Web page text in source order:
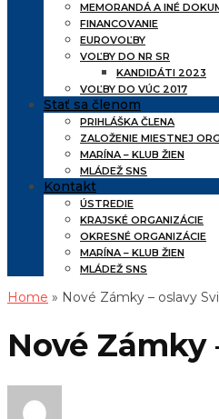
MEMORANDÁ A INÉ
FINANCOVANIE
EUROVOĽBY
VOĽBY DO NR SR
KANDIDÁTI 2023
VOĽBY DO VÚC 2017
Stať sa členom
PRIHLÁŠKA ČLENA
ZALOŽENIE MIESTNEJ
MARÍNA – KLUB ŽIEN
MLÁDEŽ SNS
Kontakt
ÚSTREDIE
KRAJSKÉ ORGANIZÁCIE
OKRESNÉ ORGANIZÁCIE
MARÍNA – KLUB ŽIEN
MLÁDEŽ SNS
Home » Nové Zámky – oslavy
Nové